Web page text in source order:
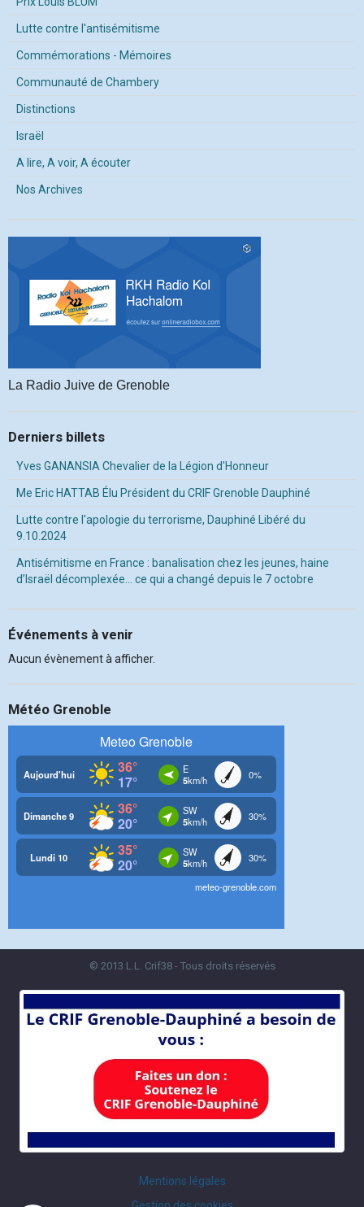
Lutte contre l'antisémitisme
Commémorations - Mémoires
Communauté de Chambery
Distinctions
Israël
A lire, A voir, A écouter
Nos Archives
La Radio Juive de Grenoble
Derniers billets
Yves GANANSIA Chevalier de la Légion d'Honneur
Me Eric HATTAB Élu Président du CRIF Grenoble Dauphiné
Lutte contre l'apologie du terrorisme, Dauphiné Libéré du
9.10.2024
Antisémitisme en France : banalisation chez les jeunes, haine
d’Israël décomplexée… ce qui a changé depuis le 7 octobre
Événements à venir
Aucun évènement à afficher.
Météo Grenoble
© 2013 L.L. Crif38 - Tous droits réservés
Mentions légales